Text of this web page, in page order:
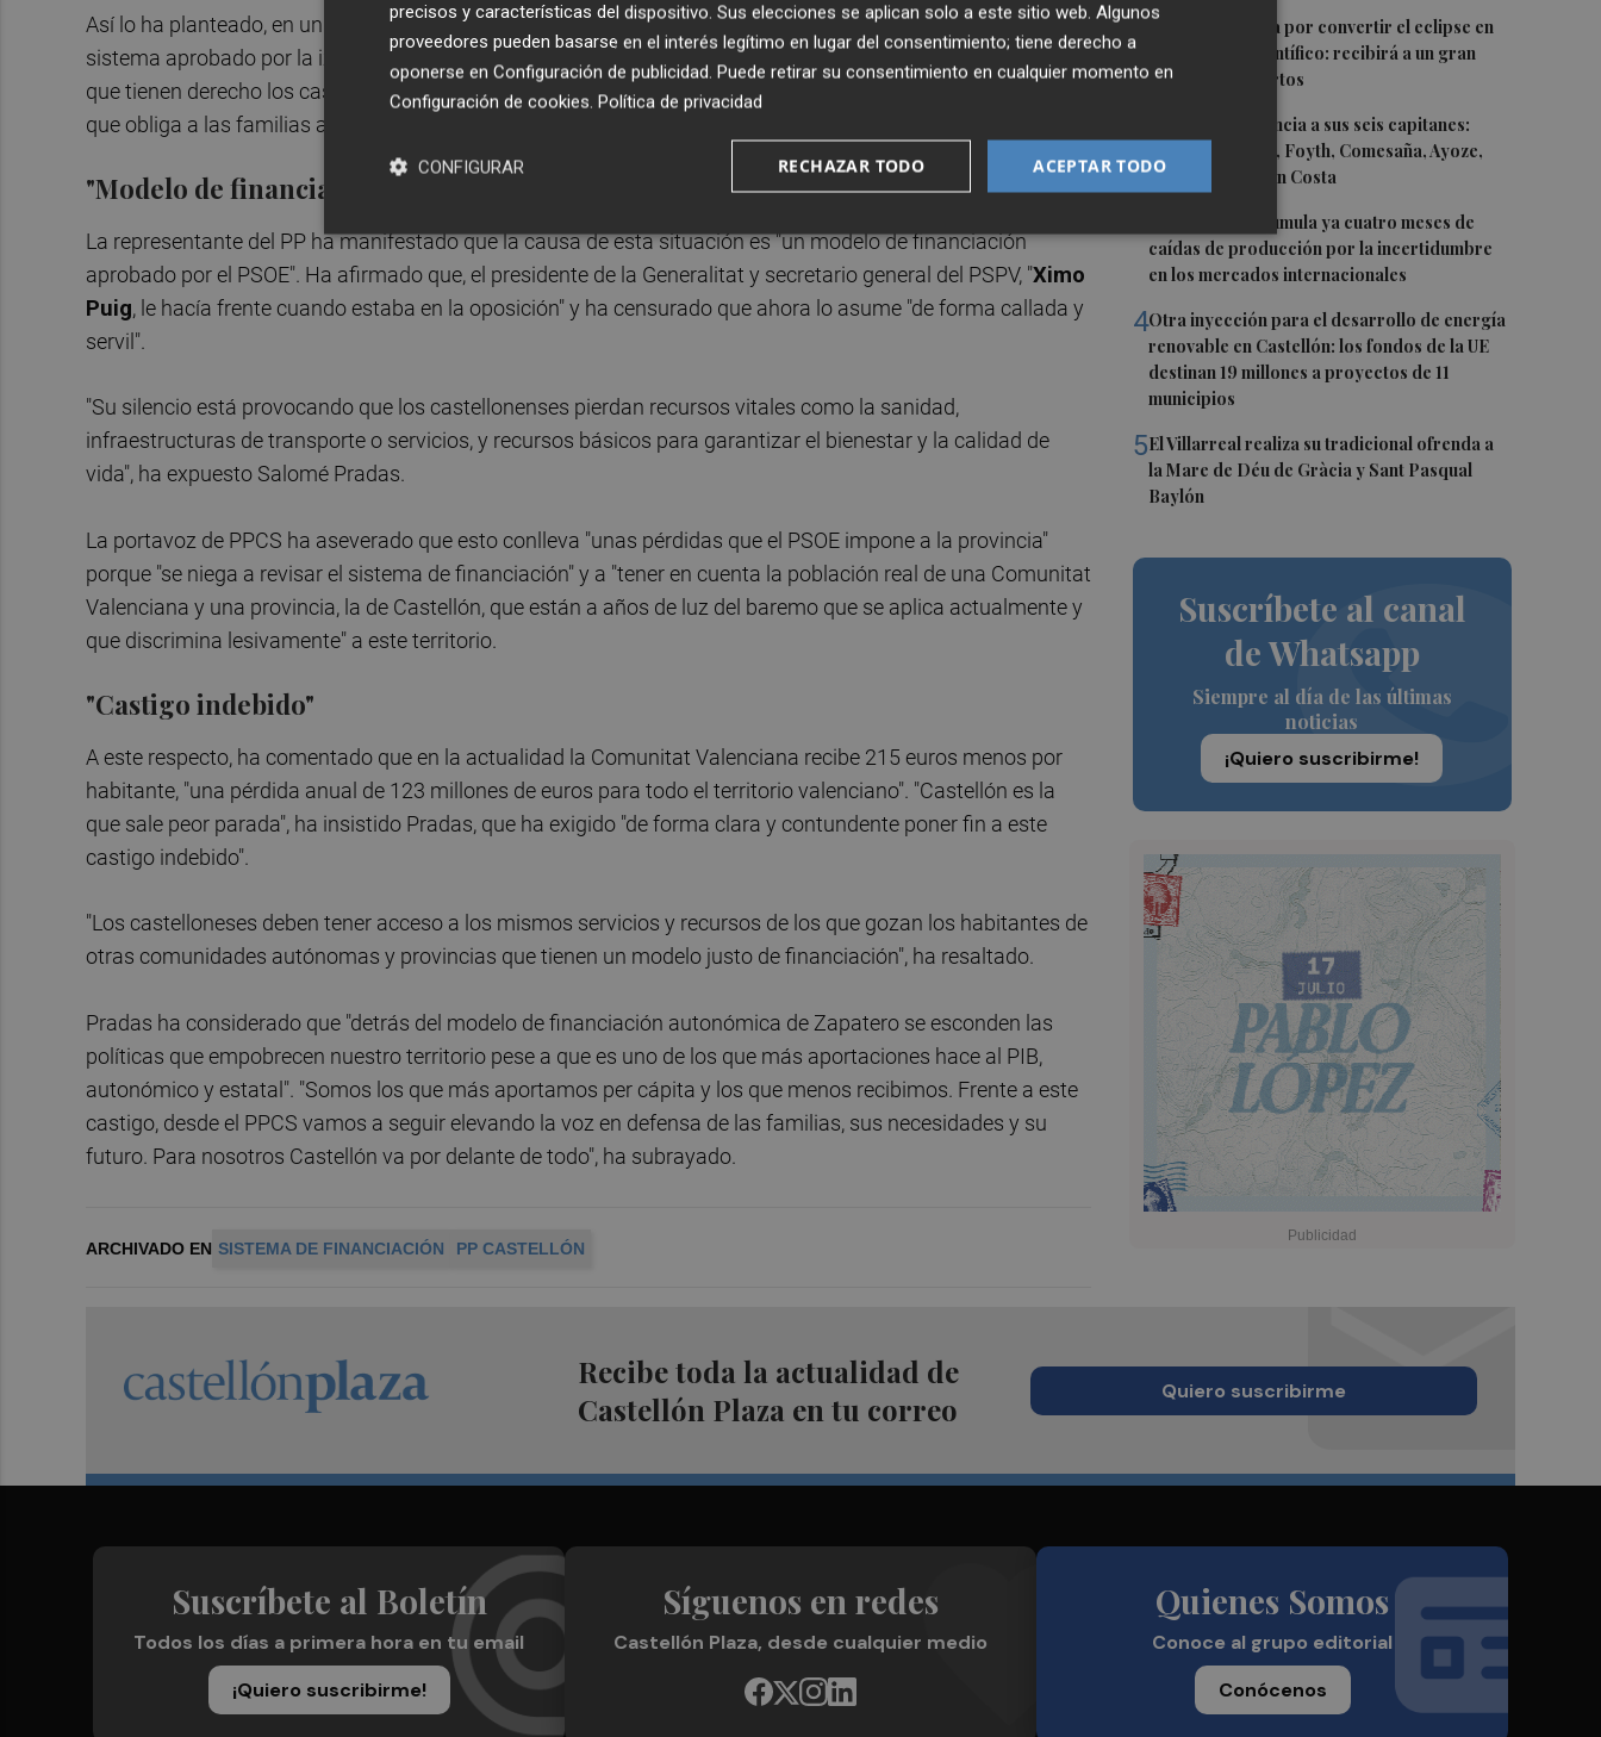
1 Castelló apuesta por convertir el eclipse en
un referente científico: recibirá a un gran
equipo de expertos
El Villarreal anuncia a sus seis capitanes:
Gerard Moreno, Foyth, Comesaña, Ayoze,
Cardona y Logan Costa
La cerámica acumula ya cuatro meses de
caídas de producción por la incertidumbre
en los mercados internacionales
4Otra inyección para el desarrollo de energía
renovable en Castellón: los fondos de la UE
destinan 19 millones a proyectos de 11
municipios
5El Villarreal realiza su tradicional ofrenda a
la Mare de Déu de Gràcia y Sant Pasqual
Baylón
Suscríbete al canal
de Whatsapp
Siempre al día de las últimas
noticias
¡Quiero suscribirme!
Así lo ha planteado, en un comunicado, la portavoz del PPCS,Salomé Pradas, que ha lamentado que "el
sistema aprobado por la izquierda prive a la Comunitat Valenciana de 123 millones de euros, recursos a los
que tienen derecho los castellonenses". Pradas ha rechazado "el castigo que impone el PSOE a la provincia,
que obliga a las familias a pagar mucho pero a recibir bien poco".
"Modelo de financiación"
La representante del PP ha manifestado que la causa de esta situación es "un modelo de financiación
aprobado por el PSOE". Ha afirmado que, el presidente de la Generalitat y secretario general del PSPV, "Ximo
Puig, le hacía frente cuando estaba en la oposición" y ha censurado que ahora lo asume "de forma callada y
servil".
"Su silencio está provocando que los castellonenses pierdan recursos vitales como la sanidad,
infraestructuras de transporte o servicios, y recursos básicos para garantizar el bienestar y la calidad de
vida", ha expuesto Salomé Pradas.
La portavoz de PPCS ha aseverado que esto conlleva "unas pérdidas que el PSOE impone a la provincia"
porque "se niega a revisar el sistema de financiación" y a "tener en cuenta la población real de una Comunitat
Valenciana y una provincia, la de Castellón, que están a años de luz del baremo que se aplica actualmente y
que discrimina lesivamente" a este territorio.
"Castigo indebido"
A este respecto, ha comentado que en la actualidad la Comunitat Valenciana recibe 215 euros menos por
habitante, "una pérdida anual de 123 millones de euros para todo el territorio valenciano". "Castellón es la
que sale peor parada", ha insistido Pradas, que ha exigido "de forma clara y contundente poner fin a este
castigo indebido".
"Los castelloneses deben tener acceso a los mismos servicios y recursos de los que gozan los habitantes de
otras comunidades autónomas y provincias que tienen un modelo justo de financiación", ha resaltado.
Pradas ha considerado que "detrás del modelo de financiación autonómica de Zapatero se esconden las
políticas que empobrecen nuestro territorio pese a que es uno de los que más aportaciones hace al PIB,
autonómico y estatal". "Somos los que más aportamos per cápita y los que menos recibimos. Frente a este
castigo, desde el PPCS vamos a seguir elevando la voz en defensa de las familias, sus necesidades y su
futuro. Para nosotros Castellón va por delante de todo", ha subrayado.
ARCHIVADO EN SISTEMA DE FINANCIACIÓN PP CASTELLÓN
Recibe toda la actualidad de
Castellón Plaza en tu correo
Quiero suscribirme
Suscríbete al Boletín
Todos los días a primera hora en tu email
¡Quiero suscribirme!
Síguenos en redes
Castellón Plaza, desde cualquier medio
Quienes Somos
Conoce al grupo editorial
Conócenos
precisos y características del dispositivo. Sus elecciones se aplican solo a este sitio web. Algunos
proveedores pueden basarse en el interés legítimo en lugar del consentimiento; tiene derecho a
oponerse en Configuración de publicidad. Puede retirar su consentimiento en cualquier momento en
Configuración de cookies. Política de privacidad
ACEPTAR TODO
RECHAZAR TODO
CONFIGURAR